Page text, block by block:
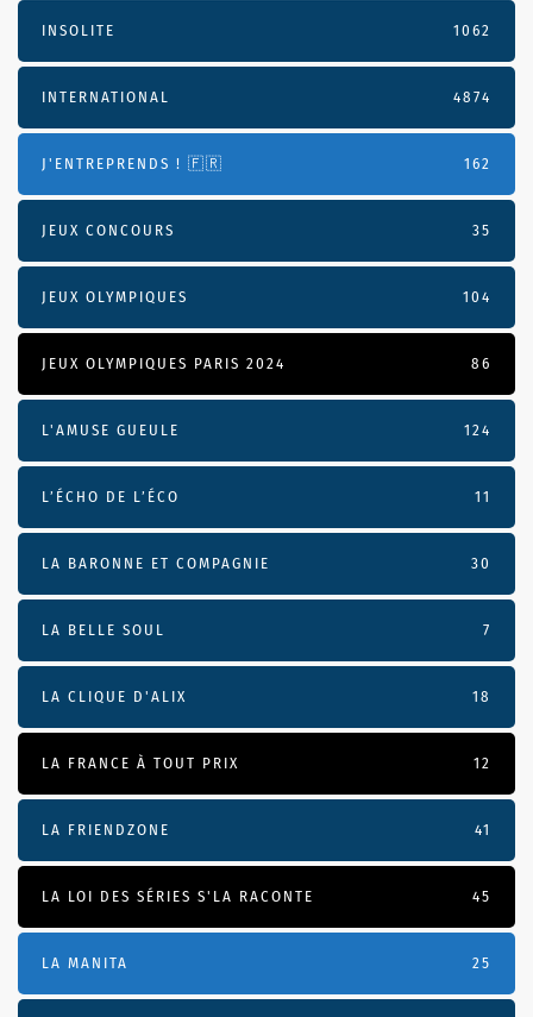
INSOLITE 1062
INTERNATIONAL 4874
J'ENTREPRENDS ! 🇫🇷 162
JEUX CONCOURS 35
JEUX OLYMPIQUES 104
JEUX OLYMPIQUES PARIS 2024 86
L'AMUSE GUEULE 124
L’ÉCHO DE L’ÉCO 11
LA BARONNE ET COMPAGNIE 30
LA BELLE SOUL 7
LA CLIQUE D'ALIX 18
LA FRANCE À TOUT PRIX 12
LA FRIENDZONE 41
LA LOI DES SÉRIES S'LA RACONTE 45
LA MANITA 25